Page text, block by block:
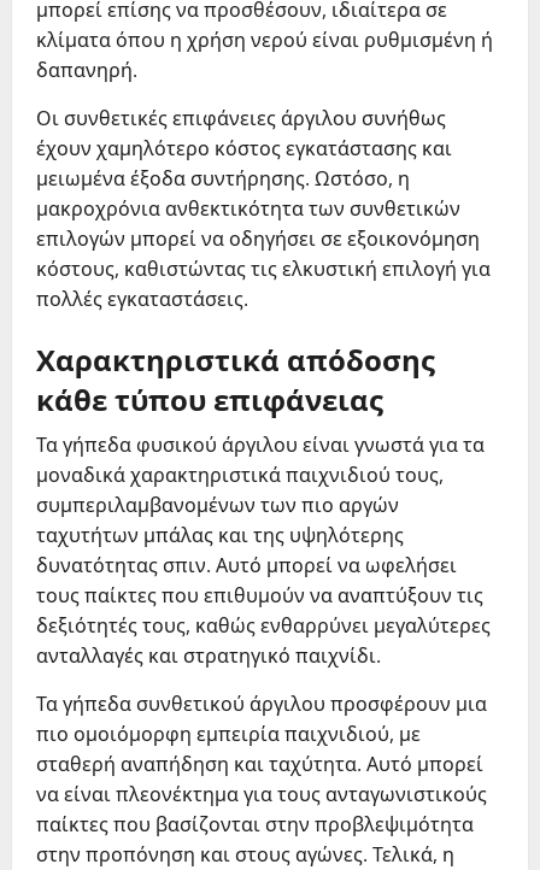
μπορεί επίσης να προσθέσουν, ιδιαίτερα σε
κλίματα όπου η χρήση νερού είναι ρυθμισμένη ή
δαπανηρή.
Οι συνθετικές επιφάνειες άργιλου συνήθως
έχουν χαμηλότερο κόστος εγκατάστασης και
μειωμένα έξοδα συντήρησης. Ωστόσο, η
μακροχρόνια ανθεκτικότητα των συνθετικών
επιλογών μπορεί να οδηγήσει σε εξοικονόμηση
κόστους, καθιστώντας τις ελκυστική επιλογή για
πολλές εγκαταστάσεις.
Χαρακτηριστικά απόδοσης
κάθε τύπου επιφάνειας
Τα γήπεδα φυσικού άργιλου είναι γνωστά για τα
μοναδικά χαρακτηριστικά παιχνιδιού τους,
συμπεριλαμβανομένων των πιο αργών
ταχυτήτων μπάλας και της υψηλότερης
δυνατότητας σπιν. Αυτό μπορεί να ωφελήσει
τους παίκτες που επιθυμούν να αναπτύξουν τις
δεξιότητές τους, καθώς ενθαρρύνει μεγαλύτερες
ανταλλαγές και στρατηγικό παιχνίδι.
Τα γήπεδα συνθετικού άργιλου προσφέρουν μια
πιο ομοιόμορφη εμπειρία παιχνιδιού, με
σταθερή αναπήδηση και ταχύτητα. Αυτό μπορεί
να είναι πλεονέκτημα για τους ανταγωνιστικούς
παίκτες που βασίζονται στην προβλεψιμότητα
στην προπόνηση και στους αγώνες. Τελικά, η